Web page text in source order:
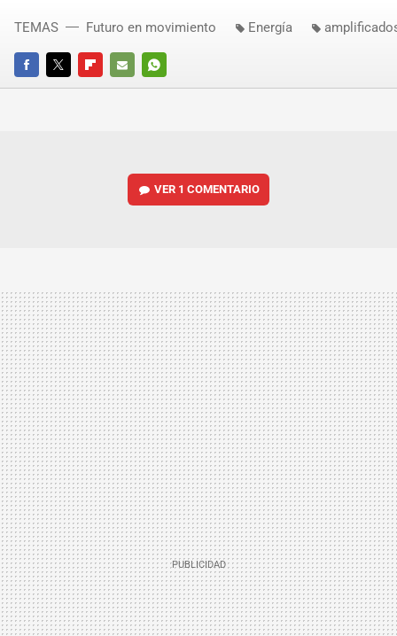
FACEBOOKTWITTERFLIPBOARD
E-
WHATSAPP
TEMAS Futuro en movimiento Energía
VER 1 COMENTARIO